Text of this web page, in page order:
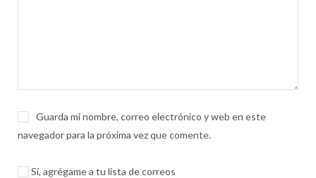
Guarda mi nombre, correo electrónico y web en este
navegador para la próxima vez que comente.
Sí, agrégame a tu lista de correos